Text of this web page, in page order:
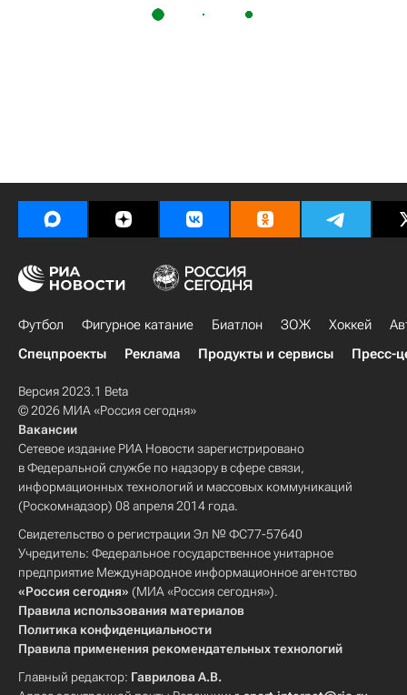
Футбол Фигурное катание Биатлон ЗОЖ Хоккей
Спецпроекты
Реклама Продукты и сервисы Пресс-
Версия 2023.1 Beta
© 2026 МИА «Россия сегодня»
Вакансии
Сетевое издание РИА Новости зарегистрировано
в Федеральной службе по надзору в сфере связи,
информационных технологий и массовых коммуникаций
(Роскомнадзор) 08 апреля 2014 года.
Свидетельство о регистрации Эл № ФС77-57640
Учредитель: Федеральное государственное унитарное
предприятие Международное информационное агентство
«Россия сегодня» (МИА «Россия сегодня»).
Правила использования материалов
Политика конфиденциальности
Правила применения рекомендательных технологий
Главный редактор: Гаврилова А.В.